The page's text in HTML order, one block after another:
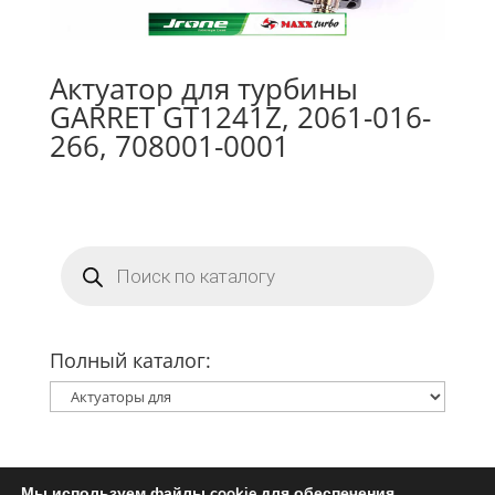
Актуатор для турбины
GARRET GT1241Z, 2061-016-
266, 708001-0001
товаров
Полный каталог: